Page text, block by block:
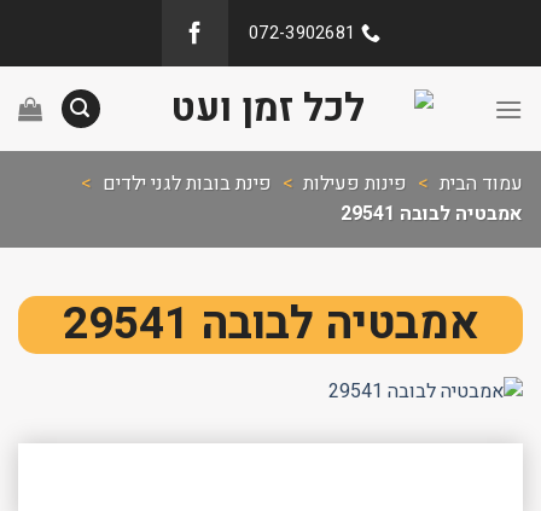
072-3902681
עמוד הבית > פינות פעילות > פינת בובות לגני ילדים >
אמבטיה לבובה 29541
אמבטיה לבובה 29541